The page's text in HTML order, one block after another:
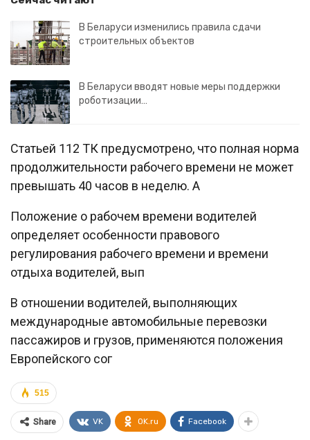
В Беларуси изменились правила сдачи
строительных объектов
В Беларуси вводят новые меры поддержки
роботизации…
Статьей 112 ТК предусмотрено, что полная норма
продолжительности рабочего времени не может
превышать 40 часов в неделю. А
Положение о рабочем времени водителей
определяет особенности правового
регулирования рабочего времени и времени
отдыха водителей, вып
В отношении водителей, выполняющих
международные автомобильные перевозки
пассажиров и грузов, применяются положения
Европейского сог
515
Share VK OK.ru Facebook